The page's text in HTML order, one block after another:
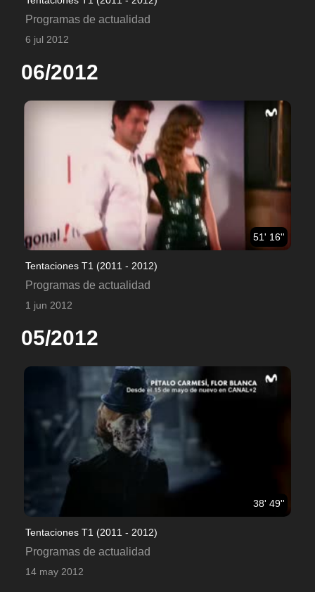
Programas de actualidad
6 jul 2012
06/2012
51' 16''
Tentaciones T1 (2011 - 2012)
Programas de actualidad
1 jun 2012
05/2012
38' 49''
Tentaciones T1 (2011 - 2012)
Programas de actualidad
14 may 2012